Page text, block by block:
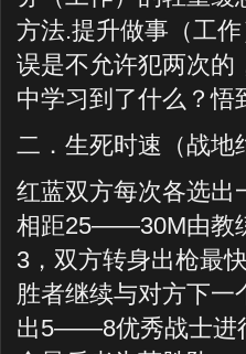
方法.提升做事（工
误是不允许犯两次的
中学习到了什么？悟
二．生死时速（战地
红蓝双方每次各选出
相距25——30M由教
3 ，双方转身出枪最
胜者继续与对方下一
出5——8优秀战士进